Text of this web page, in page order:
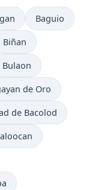
Baguio
Biñan
Bulaon
de Oro
de Bacolod